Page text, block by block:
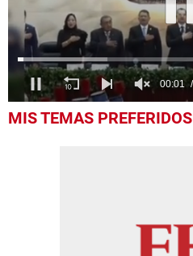
seconds
MIS TEMAS PREFERIDOS